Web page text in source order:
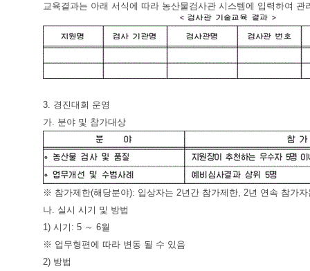
교육결과는 아래 서식에 따라 농산물검사관 시스템에 입력하여 관
3. 경진대회 운영
가. 분야 및 참가대상
※ 참가제한(해당분야): 입상자는 2년간 참가제한, 2년 연속 참가
나. 실시 시기 및 방법
1) 시기: 5 ～ 6월
※ 업무형편에 따라 변동 될 수 있음
2) 방법